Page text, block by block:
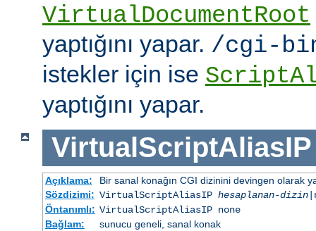
VirtualDocumentRoot
yaptığını yapar. /cgi-
istekler için ise
yaptığını yapar.
VirtualScriptAliasIP
Açıklama:
Bir sanal konağın CGI dizinini devingen olarak
Sözdizimi: VirtualScriptAliasIP hesaplanan-dizin
Öntanımlı: VirtualScriptAliasIP none
Bağlam:
sunucu geneli, sanal konak